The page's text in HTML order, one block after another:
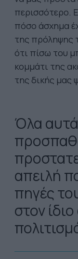
περισσότερο.
πόσο άσχημα
της πρόληψης
ότι πίσω του
κομμάτι της
της δικής μας
Όλα
απειλή
πηγές
στον